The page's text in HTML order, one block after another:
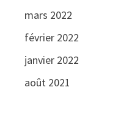
mars 2022
février 2022
janvier 2022
août 2021